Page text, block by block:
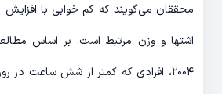
محققان می‌گویند که کم خوابی با
اشتها و وزن مرتبط است. بر اساس
۲۰۰۴، افرادی که کمتر از شش ساعت در